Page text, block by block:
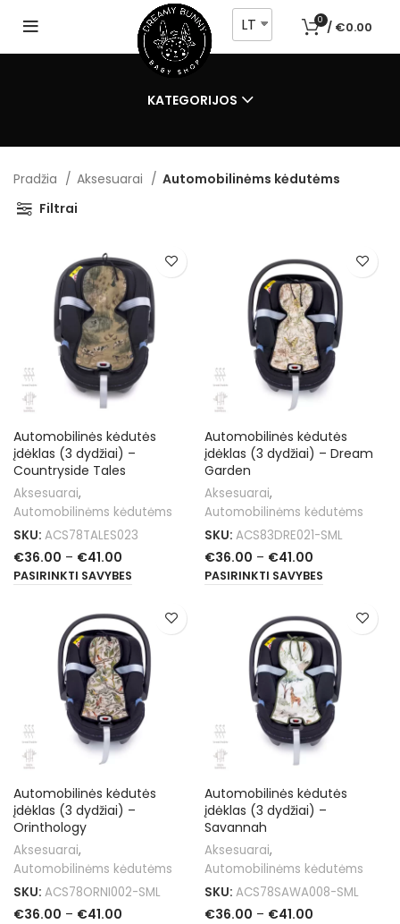
LT 0 / €0.00
KATEGORIJOS
Pradžia Aksesuarai
Automobilinėms kėdutėms
Filtrai
Automobilinės kėdutės
įdėklas (3 dydžiai) –
Countryside Tales
Aksesuarai,
Automobilinėms kėdutėms
SKU: ACS78TALES023
€36.00 – €41.00
PASIRINKTI SAVYBES
Automobilinės kėdutės
įdėklas (3 dydžiai) – Dream
Garden
Aksesuarai,
Automobilinėms kėdutėms
SKU: ACS83DRE021-SML
€36.00 – €41.00
PASIRINKTI SAVYBES
Automobilinės kėdutės
įdėklas (3 dydžiai) –
Orinthology
Aksesuarai,
Automobilinėms kėdutėms
SKU: ACS78ORNI002-SML
€36.00 – €41.00
Automobilinės kėdutės
įdėklas (3 dydžiai) –
Savannah
Aksesuarai,
Automobilinėms kėdutėms
SKU: ACS78SAWA008-SML
€36.00 – €41.00